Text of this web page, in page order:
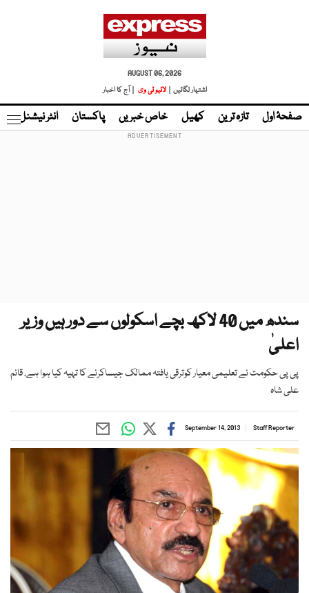
AUGUST 06, 2026
اشتہار لگائیں |
لائیو ٹی وی | آج کا اخبار
صفحۂ اول تازہ ترین کھیل خاص خبریں پاکستان انٹر نیشنل
سندھ میں 40 لاکھ بچے اسکولوں سے دور ہیں وزیر
اعلیٰ
پی پی حکومت نے تعلیمی معیار کوترقی یافتہ ممالک جیساکرنے کا تہیہ کیا ہوا ہے، قائم
علی شاہ
Staff Reporter
September 14, 2013